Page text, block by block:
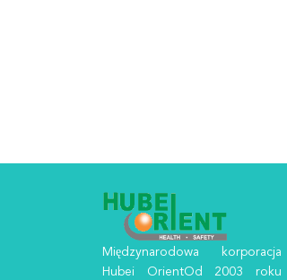
Międzynarodowa korporacja
Hubei OrientOd 2003 roku